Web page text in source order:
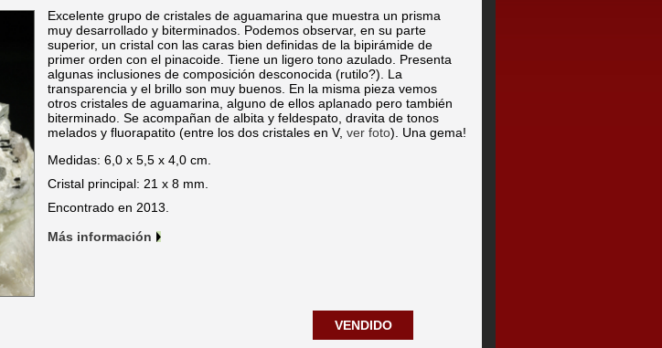
Excelente grupo de cristales de aguamarina que muestra un prisma
muy desarrollado y biterminados. Podemos observar, en su parte
superior, un cristal con las caras bien definidas de la bipirámide de
primer orden con el pinacoide. Tiene un ligero tono azulado. Presenta
algunas inclusiones de composición desconocida (rutilo?). La
transparencia y el brillo son muy buenos. En la misma pieza vemos
otros cristales de aguamarina, alguno de ellos aplanado pero también
biterminado. Se acompañan de albita y feldespato, dravita de tonos
melados y fluorapatito (entre los dos cristales en V, ver foto). Una gema!
Medidas: 6,0 x 5,5 x 4,0 cm.
Cristal principal: 21 x 8 mm.
Encontrado en 2013.
Más información
VENDIDO